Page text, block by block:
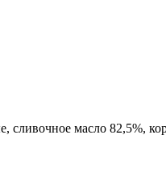
сливочное масло 82,5%,